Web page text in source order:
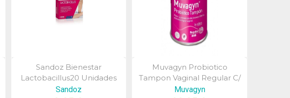
Vista Rápida
Sandoz Bienestar
Lactobacillus20 Unidades
Sandoz
Vista Rápida
Muvagyn Probiotico
Tampon Vaginal Regular C/
Ap
Muvagyn